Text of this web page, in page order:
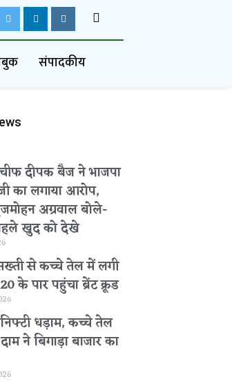
संपादकीय
दीपक बैज ने भाजपा
का लगाया आरोप,
अग्रवाल बोले-
खुद को देखे
से कच्चे तेल में लगी
के पार पहुंचा ब्रेंट क्रूड
धड़ाम, कच्चे तेल
ने बिगाड़ा बाजार का